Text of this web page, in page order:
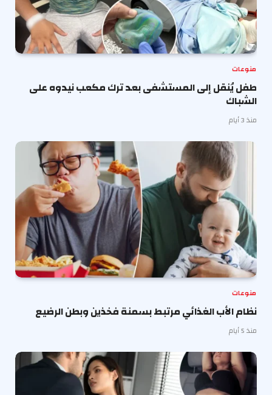
منوعات
طفل يُنقل إلى المستشفى بعد ترك مكعب نيدوه على
الشباك
منذ 3 أيام
منوعات
نظام الأب الغذائي مرتبط بسمنة فخذين وبطن الرضيع
منذ 5 أيام